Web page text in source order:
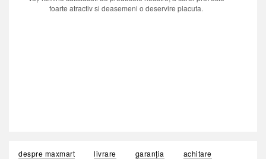
foarte atractiv si deasemeni o deservire placuta.
despre maxmart livrare garanția
achitare